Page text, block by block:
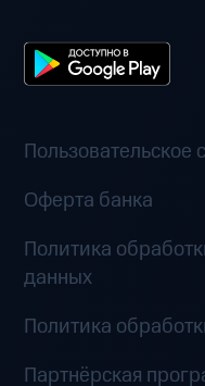
Пользовательское
Оферта банка
Политика
данных
Политика
Партнёрская